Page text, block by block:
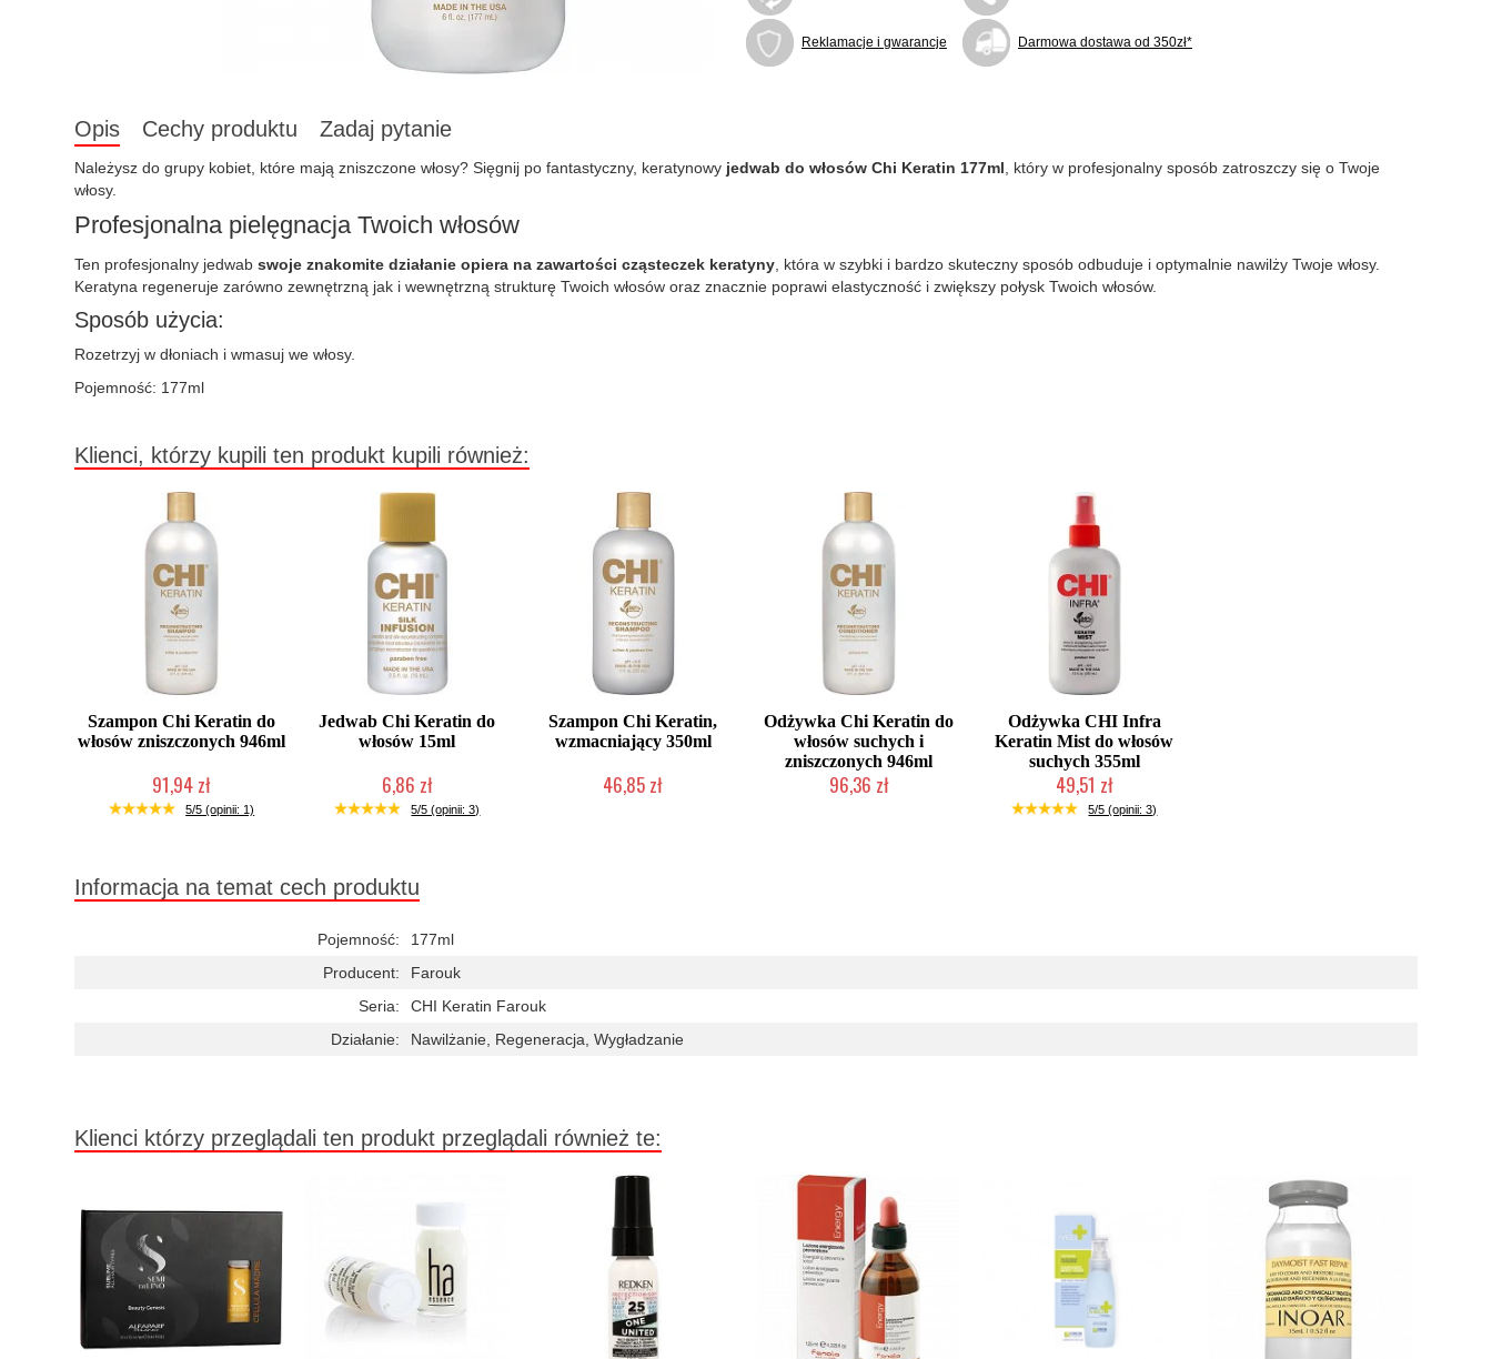
Reklamacje i gwarancje Darmowa dostawa od 350zł*
Opis Cechy produktu Zadaj pytanie
Należysz do grupy kobiet, które mają zniszczone włosy? Sięgnij po fantastyczny, keratynowy jedwab do włosów Chi Keratin 177ml , który w profesjonalny sposób zatroszczy się o Twoje
włosy.
Profesjonalna pielęgnacja Twoich włosów
Ten profesjonalny jedwab swoje znakomite działanie opiera na zawartości cząsteczek keratyny , która w szybki i bardzo skuteczny sposób odbuduje i optymalnie nawilży Twoje włosy.
Keratyna regeneruje zarówno zewnętrzną jak i wewnętrzną strukturę Twoich włosów oraz znacznie poprawi elastyczność i zwiększy połysk Twoich włosów.
Sposób użycia:
Rozetrzyj w dłoniach i wmasuj we włosy.
Pojemność: 177ml
Klienci, którzy kupili ten produkt kupili również:
Szampon Chi Keratin do
włosów zniszczonych 946ml
91,94 zł
Duża ilość (wysyłka w 24h)
5/5 (opinii: 1)
Jedwab Chi Keratin do
włosów 15ml
6,86 zł
Duża ilość (wysyłka w 24h)
5/5 (opinii: 3)
Szampon Chi Keratin,
wzmacniający 350ml
46,85 zł
Odżywka Chi Keratin do
włosów suchych i
zniszczonych 946ml
96,36 zł
Odżywka CHI Infra
Keratin Mist do włosów
suchych 355ml
49,51 zł
2-5 dni roboczych
5/5 (opinii: 3)
Informacja na temat cech produktu
Pojemność:
177ml
Producent:
Farouk
Seria:
CHI Keratin Farouk
Działanie:
Nawilżanie, Regeneracja, Wygładzanie
Klienci którzy przeglądali ten produkt przeglądali również te: